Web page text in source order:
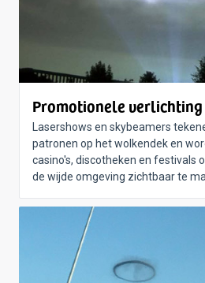
Promotionele verlichting
Lasershows en skybeamers
patronen op het wolkendek en
casino's, discotheken en festivals
de wijde omgeving zichtbaar te